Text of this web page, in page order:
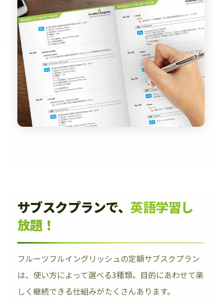
サブスクプランで、 英語学習し
放題！
フルーツフルイングリッシュの定額サブスクプラン
は、使い方によって選べる3種類。目的にあわせて楽
しく継続できる仕組みがたくさんあります。